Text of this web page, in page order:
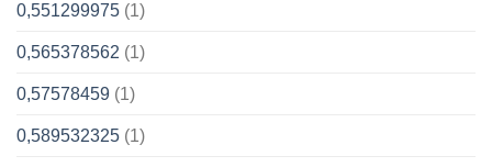
0,551299975 (1)
0,565378562 (1)
0,57578459 (1)
0,589532325 (1)